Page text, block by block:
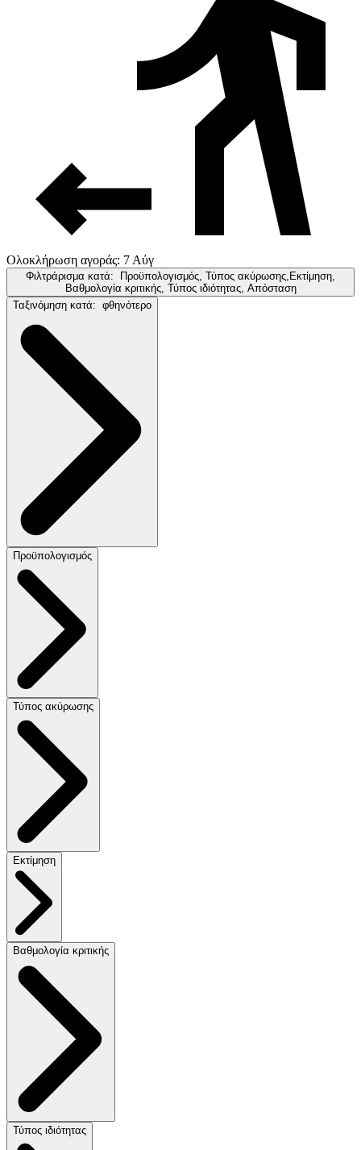
Ολοκλήρωση αγοράς: 7 Αύγ
Φιλτράρισμα κατά:
Προϋπολογισμός, Τύπος ακύρωσης,Εκτίμηση,
Βαθμολογία κριτικής, Τύπος ιδιότητας, Απόσταση
Ταξινόμηση κατά: φθηνότερο
Προϋπολογισμός
Τύπος ακύρωσης
Εκτίμηση
Βαθμολογία κριτικής
Τύπος ιδιότητας